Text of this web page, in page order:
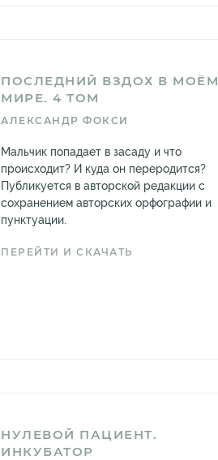
ПОСЛЕДНИЙ ВЗДОХ В МОЁМ
МИРЕ. 4 ТОМ
АЛЕКСАНДР ФОКСИ
Мальчик попадает в засаду и что
происходит? И куда он переродится?
Публикуется в авторской редакции с
сохранением авторских орфографии и
пунктуации.
ПЕРЕЙТИ И СКАЧАТЬ
НУЛЕВОЙ ПАЦИЕНТ.
ИНКУБАТОР